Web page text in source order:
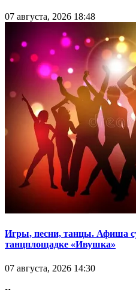
07 августа, 2026 18:48
Игры, песни, танцы. Афиша
танцплощадке «Ивушка»
07 августа, 2026 14:30